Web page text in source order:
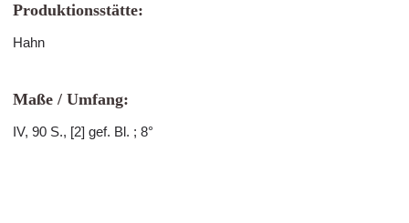
Produktionsstätte:
Hahn
Maße / Umfang:
IV, 90 S., [2] gef. Bl. ; 8°